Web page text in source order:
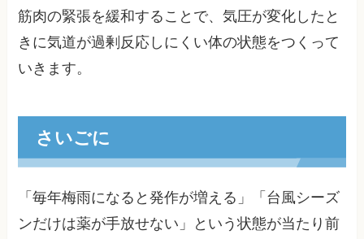
筋肉の緊張を緩和することで、気圧が変化したと
きに気道が過剰反応しにくい体の状態をつくって
いきます。
さいごに
「毎年梅雨になると発作が増える」「台風シーズ
ンだけは薬が手放せない」という状態が当たり前